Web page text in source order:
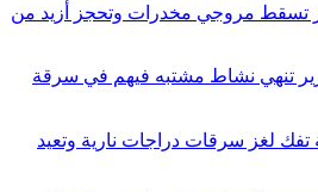
تسقط مروجي مخدرات وتحجز أزيد من
تنهي نشاط مشتبه فيهم في سرقة
تفك لغز سرقات دراجات نارية وتعيد